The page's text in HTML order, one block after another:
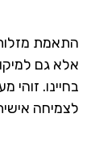
התאמת
אלא גם
בחיינו.
לצמיחה